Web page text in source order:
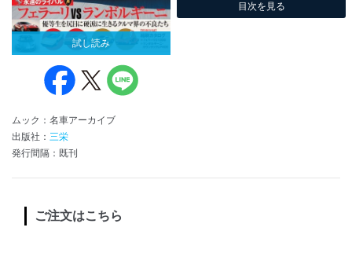
試し読み
ムック：名車アーカイブ
出版社： 三栄
発行間隔：既刊
目次を見る
ご注文はこちら